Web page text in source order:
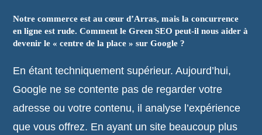
Notre commerce est au cœur d’Arras, mais la concurrence
en ligne est rude. Comment le Green SEO peut-il nous aider à
devenir le « centre de la place » sur Google ?
En étant techniquement supérieur. Aujourd’hui,
Google ne se contente pas de regarder votre
adresse ou votre contenu, il analyse l’expérience
que vous offrez. En ayant un site beaucoup plus